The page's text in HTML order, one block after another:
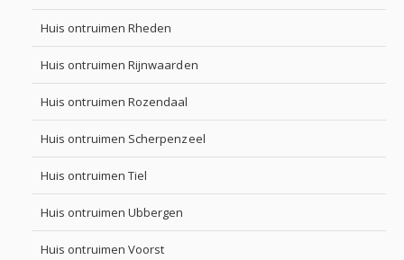
Huis ontruimen Rheden
Huis ontruimen Rijnwaarden
Huis ontruimen Rozendaal
Huis ontruimen Scherpenzeel
Huis ontruimen Tiel
Huis ontruimen Ubbergen
Huis ontruimen Voorst